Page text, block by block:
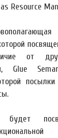
Resource
от
Glue
посылки
будет